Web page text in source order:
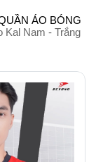
ÁO BÓNG
Kal Nam - Trắng